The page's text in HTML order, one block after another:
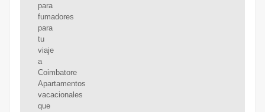
para
fumadores
para
tu
viaje
a
Coimbatore
Apartamentos
vacacionales
que